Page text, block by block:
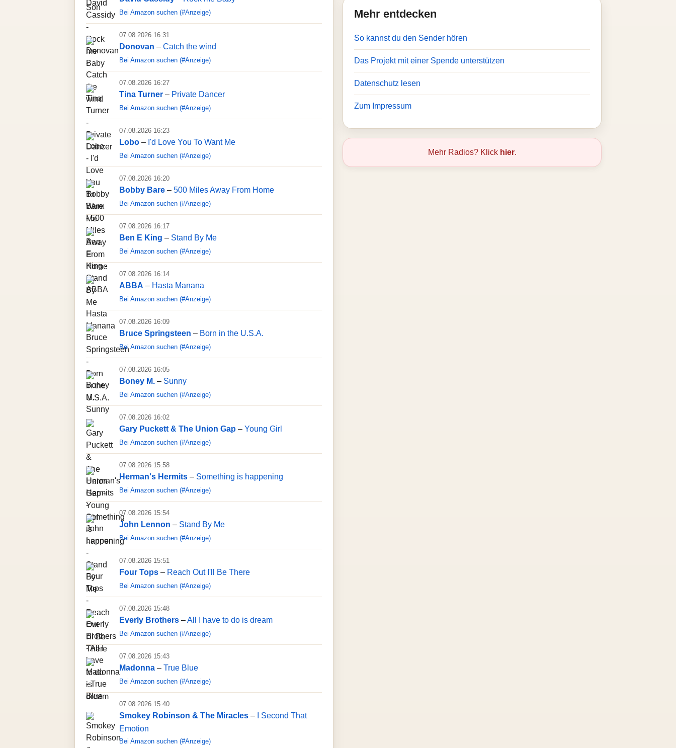
Bei Amazon suchen (#Anzeige)
07.08.2026 16:31
Donovan – Catch the wind
Bei Amazon suchen (#Anzeige)
07.08.2026 16:27
Tina Turner – Private Dancer
Bei Amazon suchen (#Anzeige)
07.08.2026 16:23
Lobo – I'd Love You To Want Me
Bei Amazon suchen (#Anzeige)
07.08.2026 16:20
Bobby Bare – 500 Miles Away From Home
Bei Amazon suchen (#Anzeige)
07.08.2026 16:17
Ben E King – Stand By Me
Bei Amazon suchen (#Anzeige)
07.08.2026 16:14
ABBA – Hasta Manana
Bei Amazon suchen (#Anzeige)
07.08.2026 16:09
Bruce Springsteen – Born in the U.S.A.
Bei Amazon suchen (#Anzeige)
07.08.2026 16:05
Boney M. – Sunny
Bei Amazon suchen (#Anzeige)
07.08.2026 16:02
Gary Puckett & The Union Gap – Young Girl
Bei Amazon suchen (#Anzeige)
07.08.2026 15:58
Herman's Hermits – Something is happening
Bei Amazon suchen (#Anzeige)
07.08.2026 15:54
John Lennon – Stand By Me
Bei Amazon suchen (#Anzeige)
07.08.2026 15:51
Four Tops – Reach Out I'll Be There
Bei Amazon suchen (#Anzeige)
07.08.2026 15:48
Everly Brothers –All I have to do is dream
Bei Amazon suchen (#Anzeige)
07.08.2026 15:43
Madonna – True Blue
Bei Amazon suchen (#Anzeige)
07.08.2026 15:40
Smokey Robinson & The Miracles –
I Second That
Emotion
Bei Amazon suchen (#Anzeige)
Mehr entdecken
So kannst du den Sender hören
Das Projekt mit einer Spende unterstützen
Datenschutz lesen
Zum Impressum
Mehr Radios? Klick hier.